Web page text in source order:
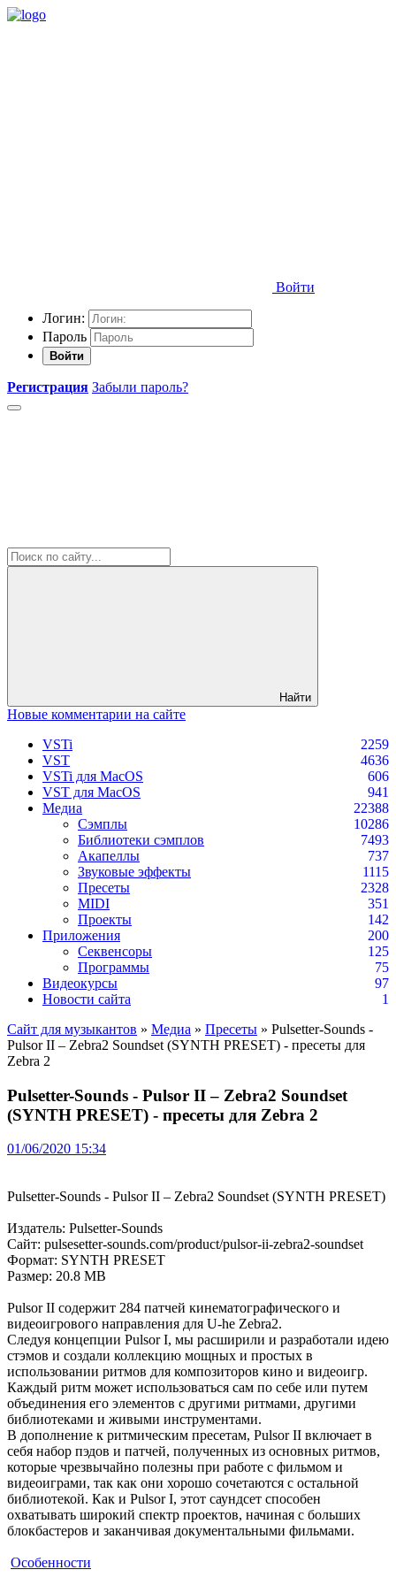
Войти
Логин:
Пароль
Войти
Регистрация Забыли пароль?
Найти
Новые комментарии на сайте
VSTi
2259
VST
4636
VSTi для MacOS
606
VST для MacOS
941
Медиа
22388
Сэмплы
10286
Библиотеки сэмплов
7493
Акапеллы
737
Звуковые эффекты
1115
Пресеты
2328
MIDI
351
Проекты
142
Приложения
200
Секвенсоры
125
Программы
75
Видеокурсы
97
Новости сайта
1
Сайт для музыкантов » Медиа » Пресеты » Pulsetter-Sounds -
Pulsor II – Zebra2 Soundset (SYNTH PRESET) - пресеты для
Zebra 2
Pulsetter-Sounds - Pulsor II – Zebra2 Soundset
(SYNTH PRESET) - пресеты для Zebra 2
01/06/2020 15:34
Pulsetter-Sounds - Pulsor II – Zebra2 Soundset (SYNTH PRESET)
Издатель: Pulsetter-Sounds
Сайт: pulsesetter-sounds.com/product/pulsor-ii-zebra2-soundset
Формат: SYNTH PRESET
Размер: 20.8 MB
Pulsor II содержит 284 патчей кинематографического и
видеоигрового направления для U-he Zebra2.
Следуя концепции Pulsor I, мы расширили и разработали идею
стэмов и создали коллекцию мощных и простых в
использовании ритмов для композиторов кино и видеоигр.
Каждый ритм может использоваться сам по себе или путем
объединения его элементов с другими ритмами, другими
библиотеками и живыми инструментами.
В дополнение к ритмическим пресетам, Pulsor II включает в
себя набор пэдов и патчей, полученных из основных ритмов,
которые чрезвычайно полезны при работе с фильмом и
видеоиграми, так как они хорошо сочетаются с остальной
библиотекой. Как и Pulsor I, этот саундсет способен
охватывать широкий спектр проектов, начиная с больших
блокбастеров и заканчивая документальными фильмами.
Особенности